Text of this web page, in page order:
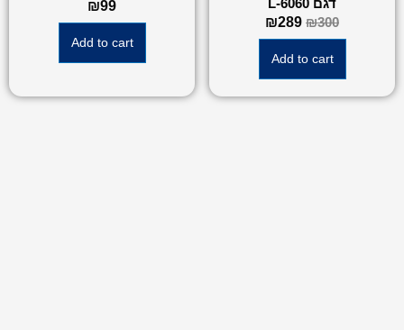
₪300
₪289
Add to cart
₪99
Add to cart